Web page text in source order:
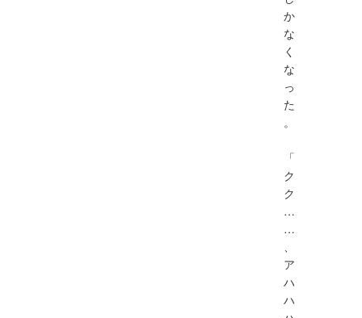
か
な
く
な
っ
た
。
「
ク
ク
…
…
、
ア
ハ
ハ